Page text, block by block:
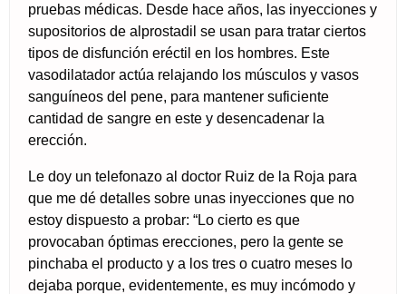
pruebas médicas. Desde hace años, las inyecciones y
supositorios de alprostadil se usan para tratar ciertos
tipos de disfunción eréctil en los hombres. Este
vasodilatador actúa relajando los músculos y vasos
sanguíneos del pene, para mantener suficiente
cantidad de sangre en este y desencadenar la
erección.
Le doy un telefonazo al doctor Ruiz de la Roja para
que me dé detalles sobre unas inyecciones que no
estoy dispuesto a probar: “Lo cierto es que
provocaban óptimas erecciones, pero la gente se
pinchaba el producto y a los tres o cuatro meses lo
dejaba porque, evidentemente, es muy incómodo y